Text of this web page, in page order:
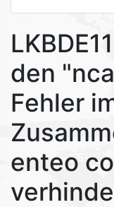
den
Fehler
enteo